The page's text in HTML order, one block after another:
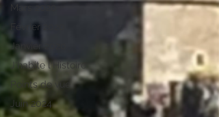
Février 2020
Janvier 2020
J'habite l'Histoire
Points de vue
Juin 2024